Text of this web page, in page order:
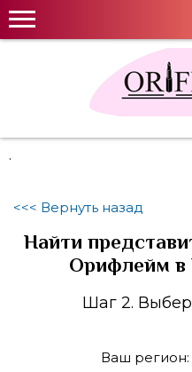
.
<<< Вернуть назад
Найти
Орифлейм в
Шаг 2.
Ваш